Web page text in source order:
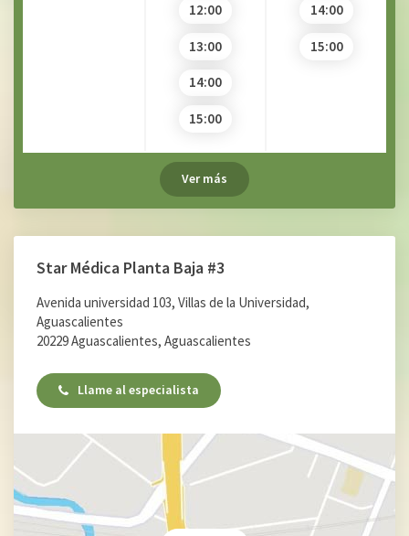
12:00
13:00
14:00
15:00
14:00
15:00
Ver más
Star Médica Planta Baja #3
Avenida universidad 103, Villas de la Universidad,
Aguascalientes
20229 Aguascalientes, Aguascalientes
Llame al especialista